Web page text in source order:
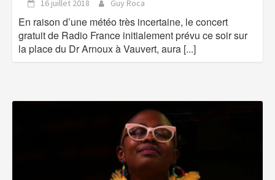
16 juillet 2018 Guy Roca
En raison d’une météo très incertaine, le concert
gratuit de Radio France initialement prévu ce soir sur
la place du Dr Arnoux à Vauvert, aura [...]